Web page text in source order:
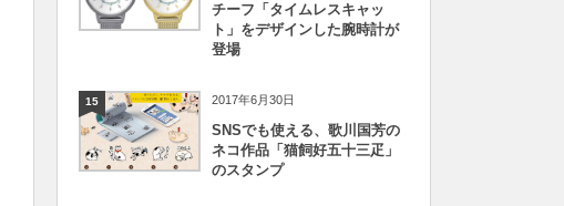
チーフ「タイムレスキャッ
ト」をデザインした腕時計が
登場
15 2017年6月30日
SNSでも使える、歌川国芳の
ネコ作品「猫飼好五十三疋」
のスタンプ